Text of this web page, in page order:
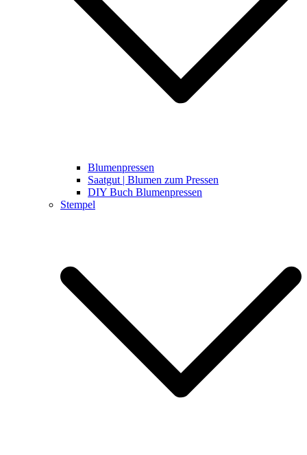
Blumenpressen
Saatgut | Blumen zum Pressen
DIY Buch Blumenpressen
Stempel